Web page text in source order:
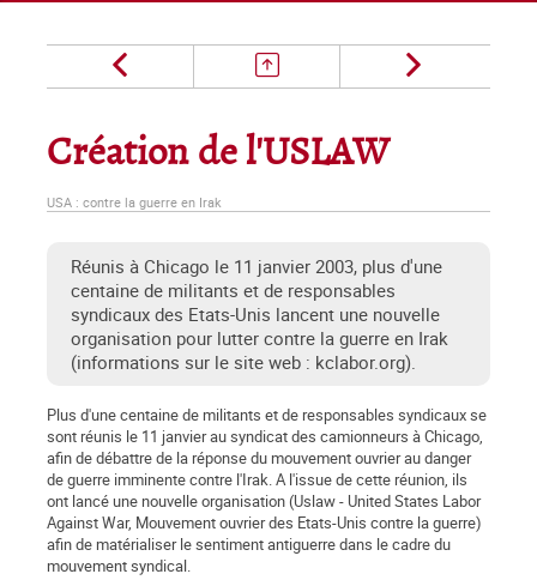
Création de l'USLAW
USA : contre la guerre en Irak
Réunis à Chicago le 11 janvier 2003, plus d'une
centaine de militants et de responsables
syndicaux des Etats-Unis lancent une nouvelle
organisation pour lutter contre la guerre en Irak
(informations sur le site web : kclabor.org).
Plus d'une centaine de militants et de responsables syndicaux se
sont réunis le 11 janvier au syndicat des camionneurs à Chicago,
afin de débattre de la réponse du mouvement ouvrier au danger
de guerre imminente contre l'Irak. A l'issue de cette réunion, ils
ont lancé une nouvelle organisation (Uslaw - United States Labor
Against War, Mouvement ouvrier des Etats-Unis contre la guerre)
afin de matérialiser le sentiment antiguerre dans le cadre du
mouvement syndical.